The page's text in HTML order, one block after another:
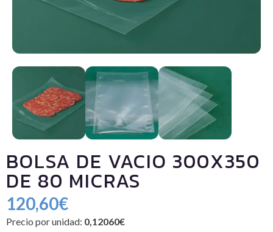
BOLSA DE VACIO 300X350
DE 80 MICRAS
120,60€
Precio por unidad: 0,12060€